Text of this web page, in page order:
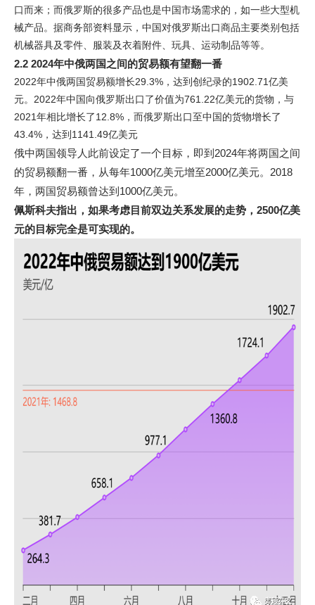
口而来；而俄罗斯的很多产品也是中国市场需求的，如一些大型机
械产品。据商务部资料显示，中国对俄罗斯出口商品主要类别包括
机械器具及零件、服装及衣着附件、玩具、运动制品等等。
2.2 2024年中俄两国之间的贸易额有望翻一番
2022年中俄两国贸易额增长29.3%，达到创纪录的1902.71亿美
元。2022年中国向俄罗斯出口了价值为761.22亿美元的货物，与
2021年相比增长了12.8%，而俄罗斯出口至中国的货物增长了
43.4%，达到1141.49亿美元
俄中两国领导人此前设定了一个目标，即到2024年将两国之间
的贸易额翻一番，从每年1000亿美元增至2000亿美元。2018
年，两国贸易额曾达到1000亿美元。
佩斯科夫指出，如果考虑目前双边关系发展的走势，2500亿美
元的目标完全是可实现的。